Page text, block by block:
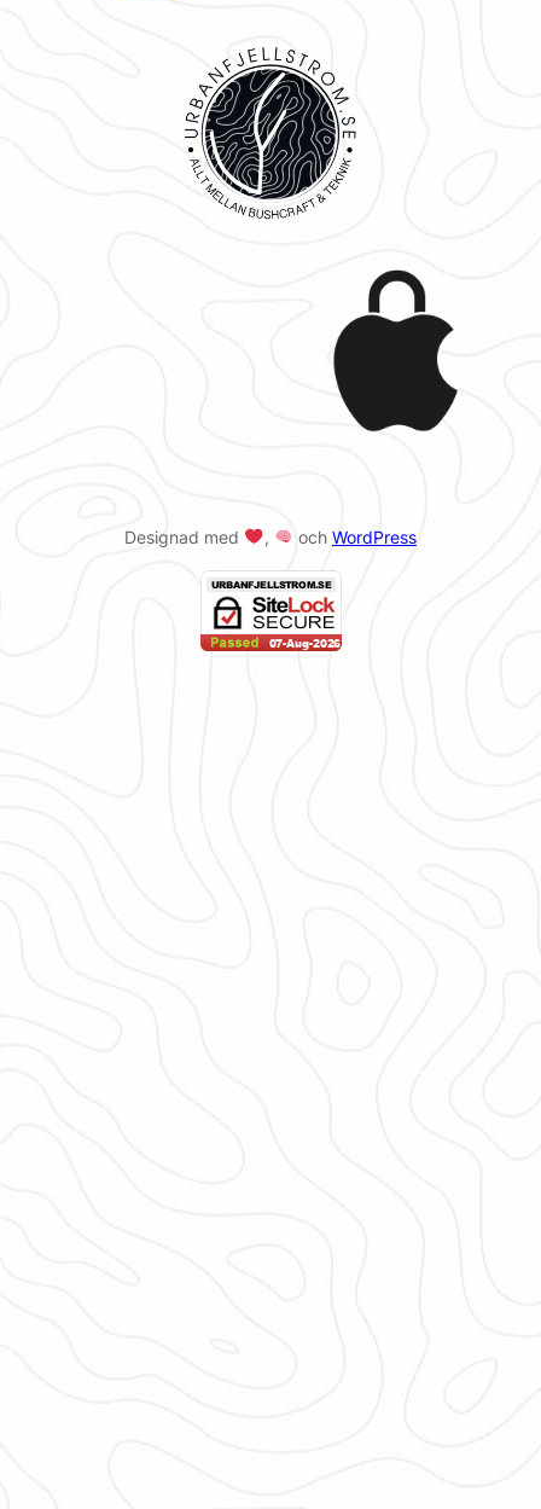
Designad med , och WordPress